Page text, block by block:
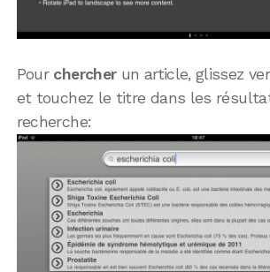
Pour chercherun article, glissez
et touchez le titre dans les
recherche: